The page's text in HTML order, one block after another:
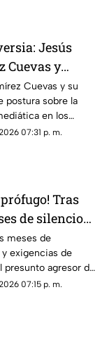
Jesús
Cuevas y
a los Medios
Cuevas y su
postura sobre la
en los
comunicación.
07:31 p. m.
prófugo! Tras
de silencio
a Jorge "N",
Paula
meses de
y exigencias de
presunto agresor de
fue localizado y
07:15 p. m.